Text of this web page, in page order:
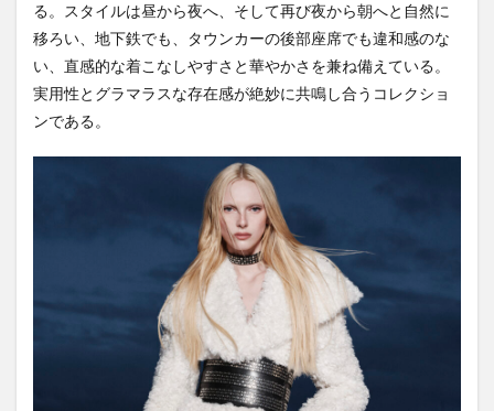
る。スタイルは昼から夜へ、そして再び夜から朝へと自然に
移ろい、地下鉄でも、タウンカーの後部座席でも違和感のな
い、直感的な着こなしやすさと華やかさを兼ね備えている。
実用性とグラマラスな存在感が絶妙に共鳴し合うコレクショ
ンである。